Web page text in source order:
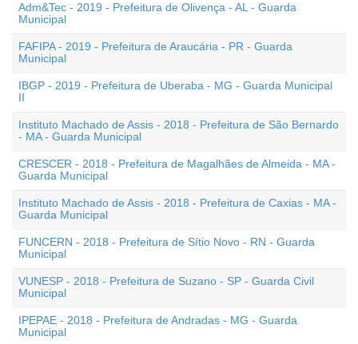
Adm&Tec - 2019 - Prefeitura de Olivença - AL - Guarda
Municipal
FAFIPA - 2019 - Prefeitura de Araucária - PR - Guarda
Municipal
IBGP - 2019 - Prefeitura de Uberaba - MG - Guarda Municipal
II
Instituto Machado de Assis - 2018 - Prefeitura de São Bernardo
- MA - Guarda Municipal
CRESCER - 2018 - Prefeitura de Magalhães de Almeida - MA -
Guarda Municipal
Instituto Machado de Assis - 2018 - Prefeitura de Caxias - MA -
Guarda Municipal
FUNCERN - 2018 - Prefeitura de Sítio Novo - RN - Guarda
Municipal
VUNESP - 2018 - Prefeitura de Suzano - SP - Guarda Civil
Municipal
IPEPAE - 2018 - Prefeitura de Andradas - MG - Guarda
Municipal